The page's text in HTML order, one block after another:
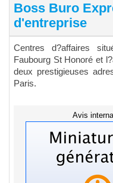
Boss Buro
d'entreprise
Centres d?affaires
Faubourg St Honoré et
deux prestigieuses
Paris.
Avis